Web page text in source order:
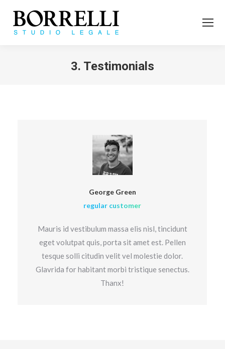
3. Testimonials
George Green
regular customer
Mauris id vestibulum massa elis nisl, tincidunt
eget volutpat quis, porta sit amet est. Pellen
tesque solli citudin velit vel molestie dolor.
Glavrida for habitant morbi tristique senectus.
Thanx!